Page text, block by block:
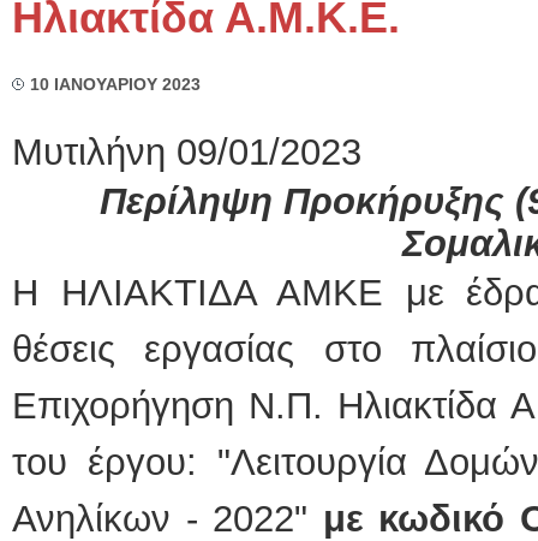
Ηλιακτίδα Α.Μ.Κ.Ε.
10 ΙΑΝΟΥΑΡΙΟΥ 2023
Μυτιλήνη 09/01/
Περίληψη Προκήρυξης
Η ΗΛΙΑΚΤΙΔΑ ΑΜΚΕ με
θέσεις εργασίας στο
Επιχορήγηση Ν.Π. Ηλιακτίδα
του έργου: "Λειτουργία
Ανηλίκων - 2022" με κωδικό